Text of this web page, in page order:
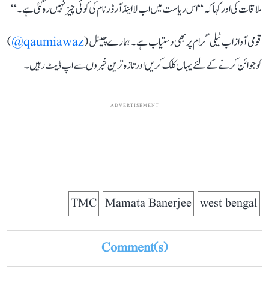
ملاقات کی اور کہا کہ ‘‘اس ریاست میں اب لا اینڈ آرڈر نام کی کوئی چیز نہیں رہ گئی ہے۔‘‘
قومی آواز اب ٹیلی گرام پر بھی دستیاب ہے۔ ہمارے چینل (qaumiawaz@
)
کو جوائن کرنے کے لئے یہاں کلک کریں اور تازہ ترین خبروں سے اپ ڈیٹ رہیں۔
ADVERTISEMENT
west bengal
Mamata Banerjee
TMC
Comment(s)